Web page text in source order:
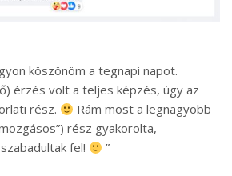
köszönöm a tegnapi napot.
érzés volt a teljes képzés, úgy az
rész.
Rám most a legnagyobb
rész gyakorolta,
fel!
”